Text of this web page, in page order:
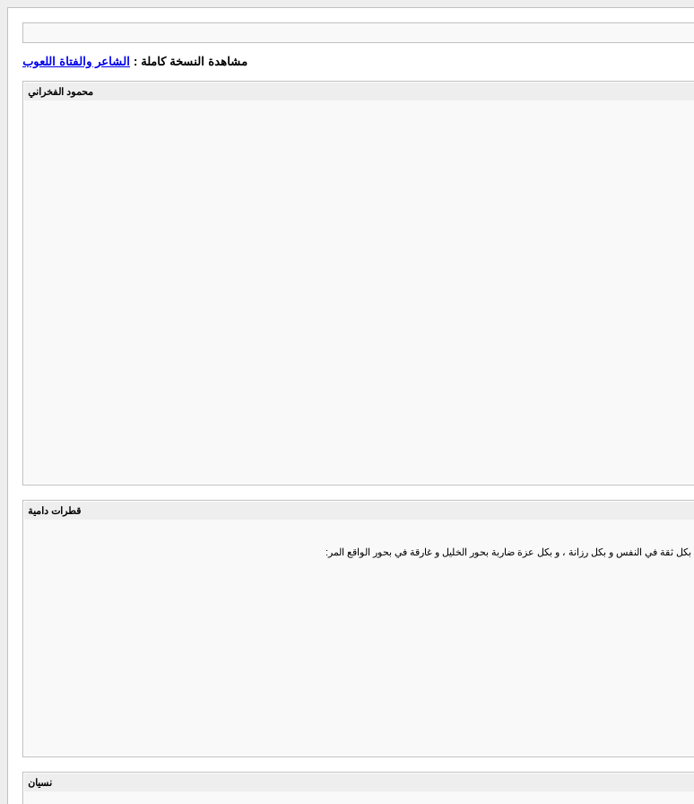
مشاهدة النسخة كاملة : الشاعر والفتاة اللعوب
محمود الفخراني
قطرات دامية
ثقة في النفس و بكل رزانة ، و بكل عزة ضاربة بحور الخليل و غارقة في بحور الواقع المر:
نسيان